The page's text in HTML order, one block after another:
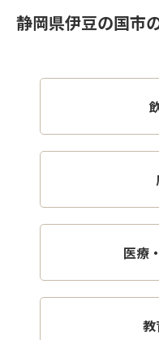
静岡県伊豆の国市
医療